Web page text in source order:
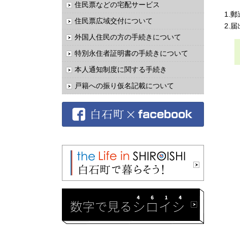
住民票などの宅配サービス
住民票広域交付について
外国人住民の方の手続きについて
特別永住者証明書の手続きについて
本人通知制度に関する手続き
戸籍への振り仮名記載について
1. 郵
2. 届